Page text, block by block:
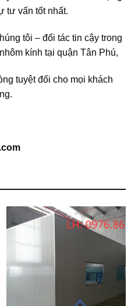
tư vấn tốt nhất.
tôi – đối tác tin cậy trong
kính tại quận Tân Phú,
tuyệt đối cho mọi khách